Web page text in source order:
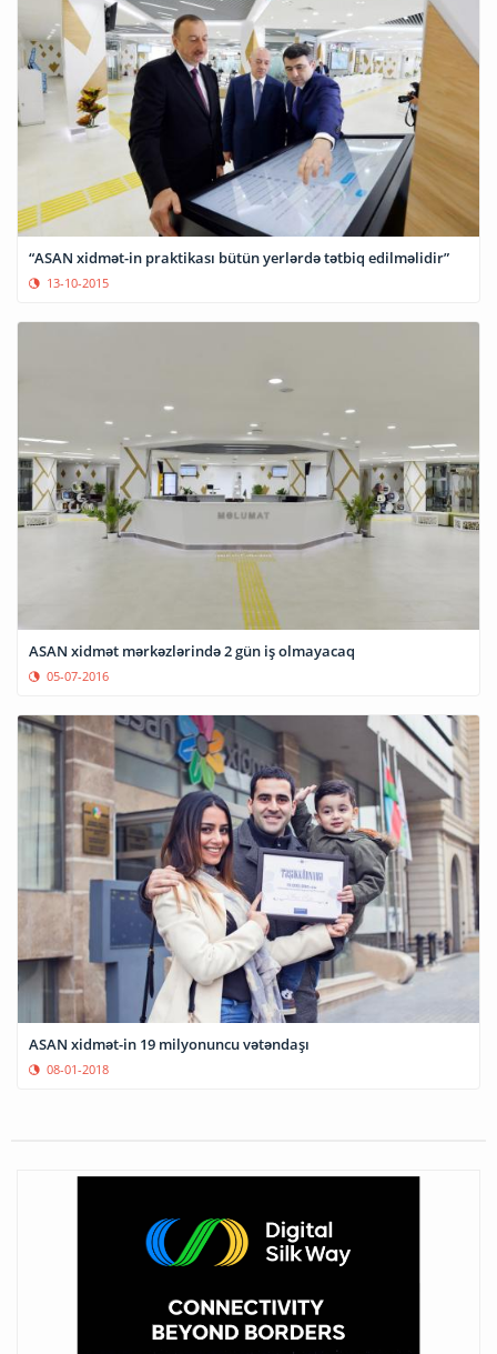
“ASAN xidmət-in praktikası bütün yerlərdə tətbiq edilməlidir”
13-10-2015
ASAN xidmət mərkəzlərində 2 gün iş olmayacaq
05-07-2016
ASAN xidmət-in 19 milyonuncu vətəndaşı
08-01-2018